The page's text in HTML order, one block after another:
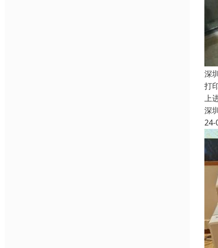
深
打
上
深
24-